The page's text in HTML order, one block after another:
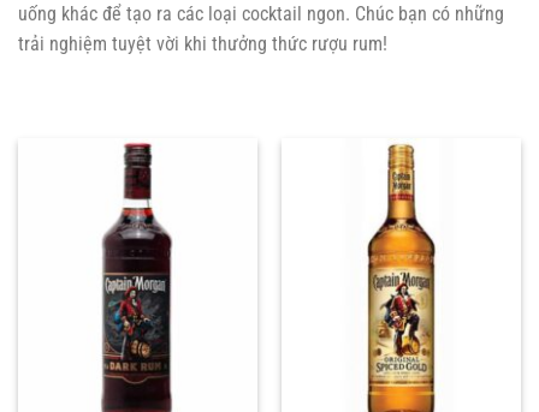
uống khác để tạo ra các loại cocktail ngon. Chúc bạn có những
trải nghiệm tuyệt vời khi thưởng thức rượu rum!